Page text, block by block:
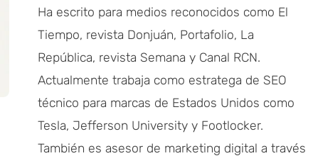
Ha escrito para medios reconocidos como El
Tiempo, revista Donjuán, Portafolio, La
República, revista Semana y Canal RCN.
Actualmente trabaja como estratega de SEO
técnico para marcas de Estados Unidos como
Tesla, Jefferson University y Footlocker.
También es asesor de marketing digital a través